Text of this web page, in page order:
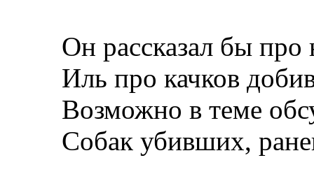
Он рассказал бы
Иль про качков
Возможно в теме
Собак убивших,